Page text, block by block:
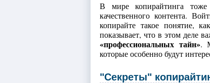
В мире копирайтинга тоже
качественного контента.
копирайте такое понятие,
показывает, что в этом деле
«профессиональных тайн».
которые особенно будут
"Секреты"